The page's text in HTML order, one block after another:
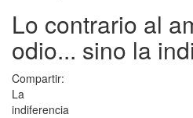
Lo contrario al
odio... sino la
Compartir:
La
indiferencia